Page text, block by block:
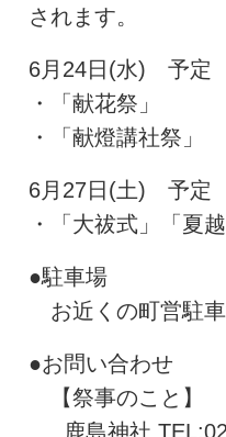
されます。
6月24日(水) 予定
・「献花祭」
・「献燈講社祭」
6月27日(土) 予定
・「大祓式」「夏
●駐車場
お近くの町営駐車
●お問い合わせ
【祭事のこと】
鹿島神社